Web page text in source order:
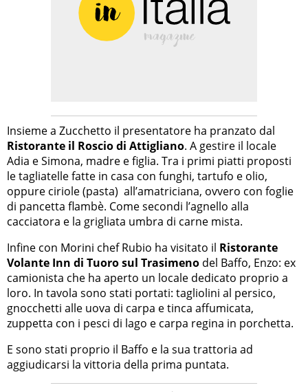
Insieme a Zucchetto il presentatore ha pranzato dal
Ristorante il Roscio di Attigliano. A gestire il locale
Adia e Simona, madre e figlia. Tra i primi piatti proposti
le tagliatelle fatte in casa con funghi, tartufo e olio,
oppure ciriole (pasta) all’amatriciana, ovvero con foglie
di pancetta flambè. Come secondi l’agnello alla
cacciatora e la grigliata umbra di carne mista.
Infine con Morini chef Rubio ha visitato il Ristorante
Volante Inn di Tuoro sul Trasimeno del Baffo, Enzo: ex
camionista che ha aperto un locale dedicato proprio a
loro. In tavola sono stati portati: tagliolini al persico,
gnocchetti alle uova di carpa e tinca affumicata,
zuppetta con i pesci di lago e carpa regina in porchetta.
E sono stati proprio il Baffo e la sua trattoria ad
aggiudicarsi la vittoria della prima puntata.